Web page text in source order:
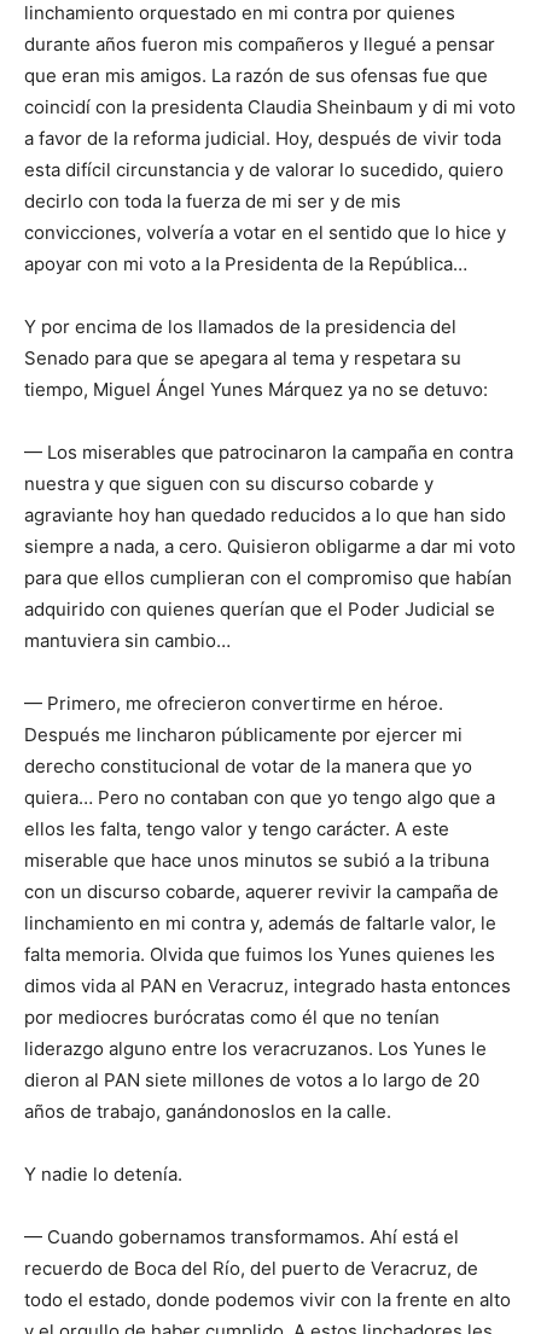
linchamiento orquestado en mi contra por quienes
durante años fueron mis compañeros y llegué a pensar
que eran mis amigos. La razón de sus ofensas fue que
coincidí con la presidenta Claudia Sheinbaum y di mi voto
a favor de la reforma judicial. Hoy, después de vivir toda
esta difícil circunstancia y de valorar lo sucedido, quiero
decirlo con toda la fuerza de mi ser y de mis
convicciones, volvería a votar en el sentido que lo hice y
apoyar con mi voto a la Presidenta de la República…
Y por encima de los llamados de la presidencia del
Senado para que se apegara al tema y respetara su
tiempo, Miguel Ángel Yunes Márquez ya no se detuvo:
— Los miserables que patrocinaron la campaña en contra
nuestra y que siguen con su discurso cobarde y
agraviante hoy han quedado reducidos a lo que han sido
siempre a nada, a cero. Quisieron obligarme a dar mi voto
para que ellos cumplieran con el compromiso que habían
adquirido con quienes querían que el Poder Judicial se
mantuviera sin cambio…
— Primero, me ofrecieron convertirme en héroe.
Después me lincharon públicamente por ejercer mi
derecho constitucional de votar de la manera que yo
quiera… Pero no contaban con que yo tengo algo que a
ellos les falta, tengo valor y tengo carácter. A este
miserable que hace unos minutos se subió a la tribuna
con un discurso cobarde, aquerer revivir la campaña de
linchamiento en mi contra y, además de faltarle valor, le
falta memoria. Olvida que fuimos los Yunes quienes les
dimos vida al PAN en Veracruz, integrado hasta entonces
por mediocres burócratas como él que no tenían
liderazgo alguno entre los veracruzanos. Los Yunes le
dieron al PAN siete millones de votos a lo largo de 20
años de trabajo, ganándonoslos en la calle.
Y nadie lo detenía.
— Cuando gobernamos transformamos. Ahí está el
recuerdo de Boca del Río, del puerto de Veracruz, de
todo el estado, donde podemos vivir con la frente en alto